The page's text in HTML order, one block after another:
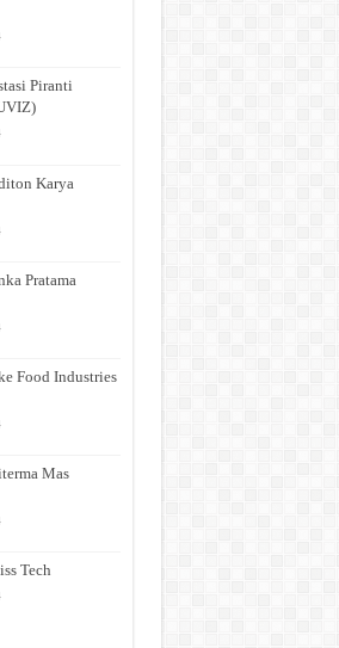
Piranti
Karya
Pratama
Food Industries
Mas
Tech